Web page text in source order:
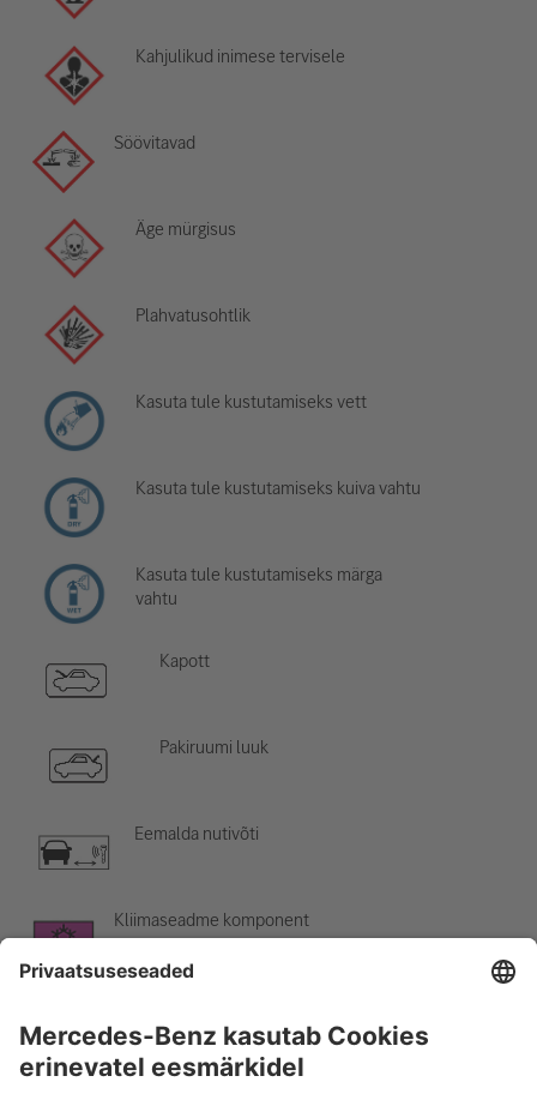
Kahjulikud inimese tervisele
Söövitavad
Äge mürgisus
Plahvatusohtlik
Kasuta tule kustutamiseks vett
Kasuta tule kustutamiseks kuiva vahtu
Kasuta tule kustutamiseks märga
vahtu
Kapott
Pakiruumi luuk
Eemalda nutivõti
Kliimaseadme komponent